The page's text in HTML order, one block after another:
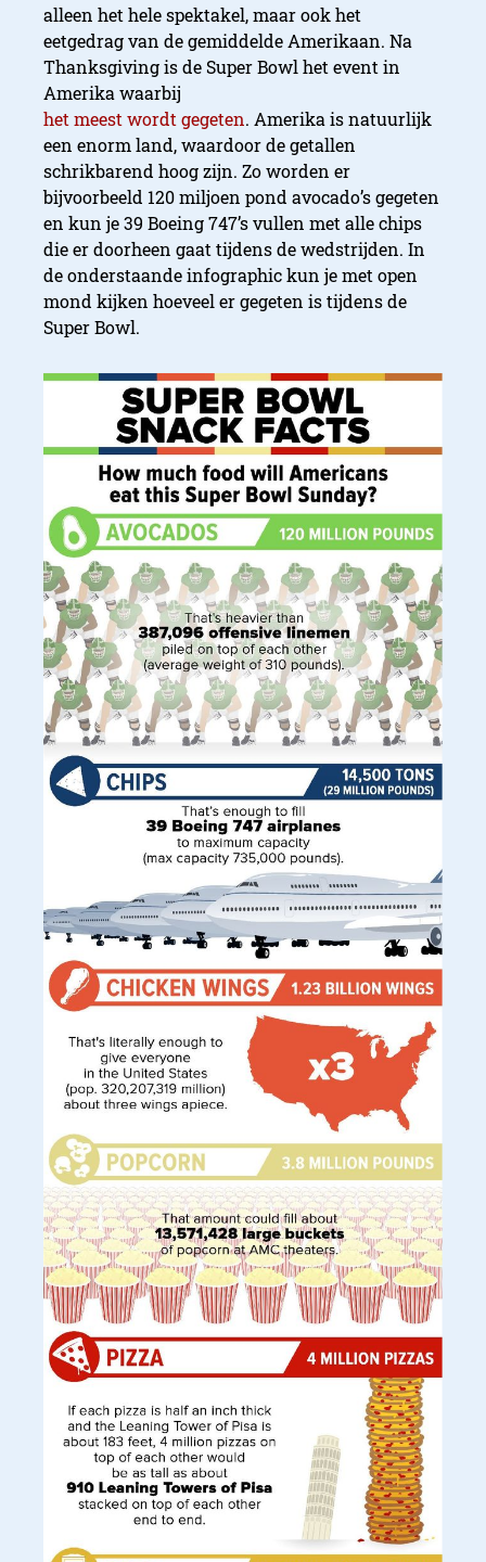
alleen het hele spektakel, maar ook het
eetgedrag van de gemiddelde Amerikaan. Na
Thanksgiving is de Super Bowl het event in
Amerika waarbij
het meest wordt gegeten. Amerika is natuurlijk
een enorm land, waardoor de getallen
schrikbarend hoog zijn. Zo worden er
bijvoorbeeld 120 miljoen pond avocado’s gegeten
en kun je 39 Boeing 747’s vullen met alle chips
die er doorheen gaat tijdens de wedstrijden. In
de onderstaande infographic kun je met open
mond kijken hoeveel er gegeten is tijdens de
Super Bowl.